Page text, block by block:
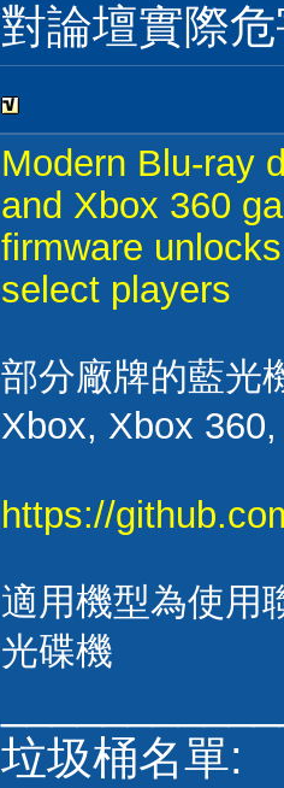
對論壇實際
Modern Blu-ray
and Xbox 360
firmware
select players
部分廠牌的藍光
Xbox, Xbox
https://
適用機型為使用
光碟機
垃圾桶名單: